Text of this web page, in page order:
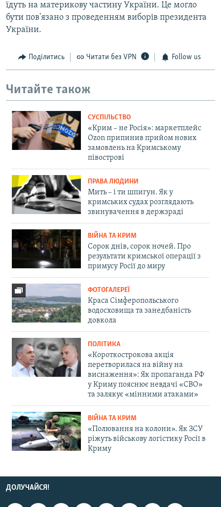
їдуть на материкову частину України. Це могло
бути пов'язано з проведенням виборів президента
України.
Поділитись Читати без VPN Follow us
Читайте також
СУСПІЛЬСТВО
«Крим – не Росія»: маркетплейс
Ozon припинив прийом нових
замовлень на Кримському
півострові
ПРАВА ЛЮДИНИ
Мить – і ти шпигун. Як у
кримських судах розглядають
звинувачення в держзраді
ВІЙНА ТА КРИМ
Сорок днів, сорок ночей. Про
результати кримської операції з
примусу Росії до миру
ФОТОГАЛЕРЕЇ
Краса Сімферопольського
водосховища та занедбаність
довкола
ПОЛІТИКА
«Короткострокова акція
перетворилася на війну на
виснаження»: Як пропаганда РФ
у Криму пояснює невдачі «СВО»
та залякує «мінними атаками»
ВІЙНА ТА КРИМ
«Полювання на колони». Як ЗСУ
ріжуть військову логістику Росії в
Криму
ДОЛУЧАЙСЯ!